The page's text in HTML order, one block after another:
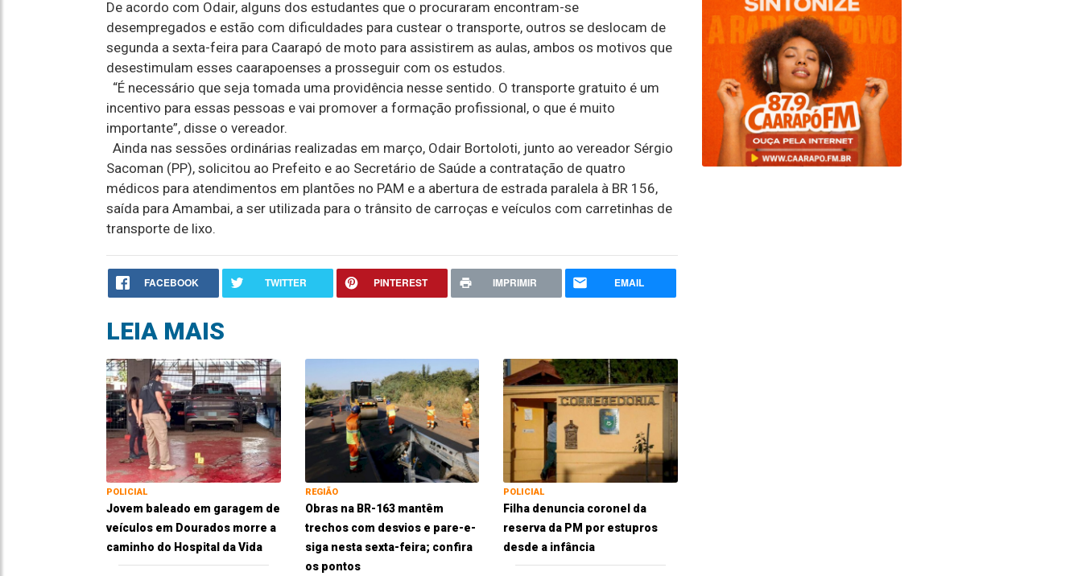
De acordo com Odair, alguns dos estudantes que o procuraram encontram-se
desempregados e estão com dificuldades para custear o transporte, outros se deslocam de
segunda a sexta-feira para Caarapó de moto para assistirem as aulas, ambos os motivos que
desestimulam esses caarapoenses a prosseguir com os estudos.
“É necessário que seja tomada uma providência nesse sentido. O transporte gratuito é um
incentivo para essas pessoas e vai promover a formação profissional, o que é muito
importante”, disse o vereador.
Ainda nas sessões ordinárias realizadas em março, Odair Bortoloti, junto ao vereador Sérgio
Sacoman (PP), solicitou ao Prefeito e ao Secretário de Saúde a contratação de quatro
médicos para atendimentos em plantões no PAM e a abertura de estrada paralela à BR 156,
saída para Amambai, a ser utilizada para o trânsito de carroças e veículos com carretinhas de
transporte de lixo.
FACEBOOK TWITTER PINTEREST IMPRIMIR EMAIL
LEIA MAIS
POLICIAL
Jovem baleado em garagem de
veículos em Dourados morre a
caminho do Hospital da Vida
REGIÃO
Obras na BR-163 mantêm
trechos com desvios e pare-e-
siga nesta sexta-feira; confira
os pontos
POLICIAL
Filha denuncia coronel da
reserva da PM por estupros
desde a infância